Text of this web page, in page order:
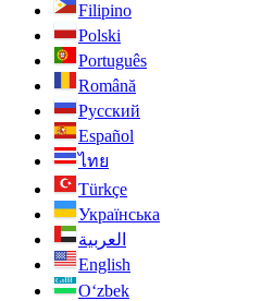
Filipino
Polski
Português
Română
Русский
Español
ไทย
Türkçe
Українська
العربية
English
O‘zbek